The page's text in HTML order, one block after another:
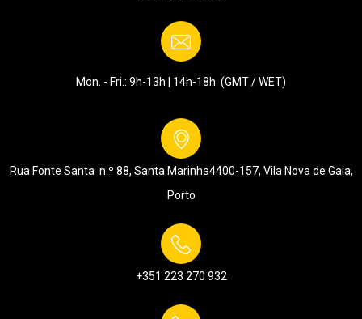
Mon. - Fri.: 9h-13h | 14h-18h (GMT / WET)
Rua Fonte Santa n.º 88, Santa Marinha4400-157, Vila Nova de Gaia,
Porto
+351 223 270 932